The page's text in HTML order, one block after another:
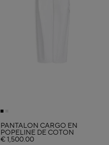
PANTALON CARGO EN
POPELINE DE COTON
€ 1,500.00